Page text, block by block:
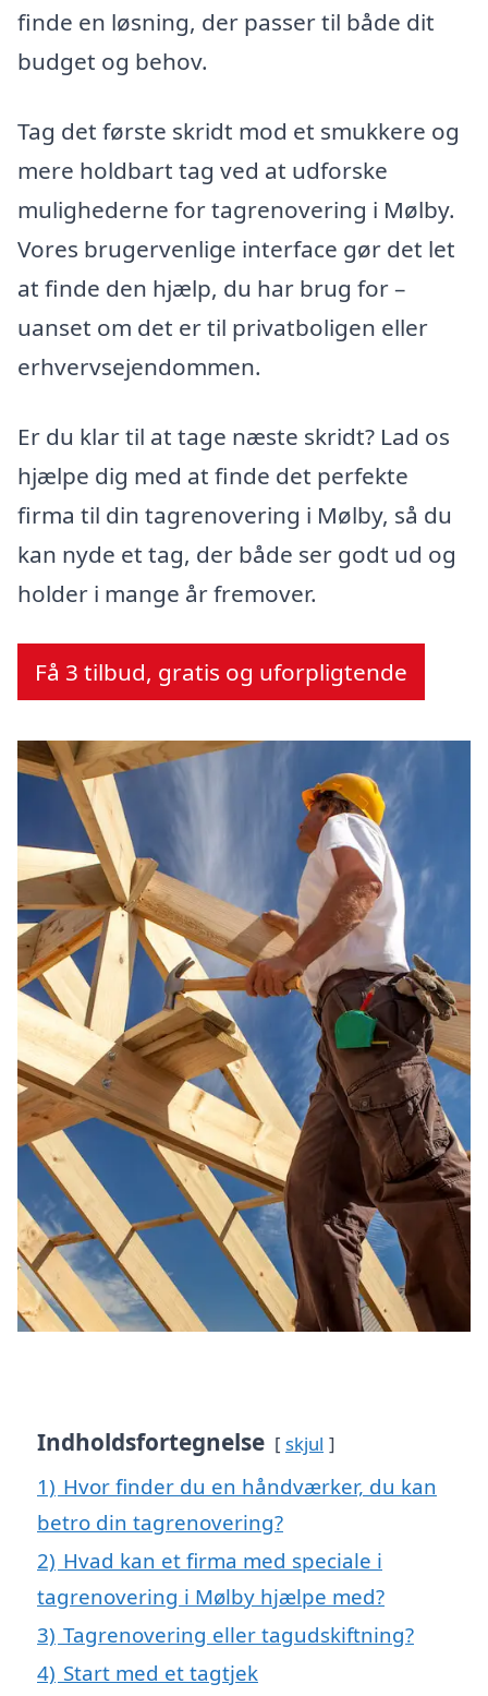
finde en løsning, der passer til både dit
budget og behov.
Tag det første skridt mod et smukkere og
mere holdbart tag ved at udforske
mulighederne for tagrenovering i Mølby.
Vores brugervenlige interface gør det let
at finde den hjælp, du har brug for –
uanset om det er til privatboligen eller
erhvervsejendommen.
Er du klar til at tage næste skridt? Lad os
hjælpe dig med at finde det perfekte
firma til din tagrenovering i Mølby, så du
kan nyde et tag, der både ser godt ud og
holder i mange år fremover.
Få 3 tilbud, gratis og uforpligtende
Indholdsfortegnelse skjul
1) Hvor finder du en håndværker, du kan
betro din tagrenovering?
2) Hvad kan et firma med speciale i
tagrenovering i Mølby hjælpe med?
3) Tagrenovering eller tagudskiftning?
4) Start med et tagtjek